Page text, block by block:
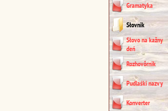
Gramatyka
Słovnik
Słovo na kažny
deń
Rozhovôrnik
Pudlaśki nazvy
Konverter